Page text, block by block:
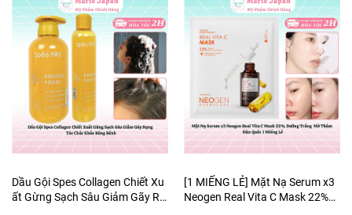
Dầu Gội Spes Collagen Chiết Xu
ất Gừng Sạch Sâu Giảm Gãy Rụ
[1 MIẾNG LẺ] Mặt Nạ Serum x3
Neogen Real Vita C Mask 22%